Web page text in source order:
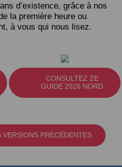
d’existence, grâce à nos
la première heure ou
à vous qui nous lisez.
CONSULTEZ ZE
GUIDE 2026 NORD
VERSIONS PRÉCÉDENTES